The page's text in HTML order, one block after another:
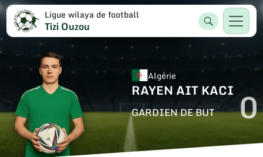
Ligue wilaya de football
Tizi Ouzou
Algérie
RAYEN AIT KACI
GARDIEN DE BUT 0